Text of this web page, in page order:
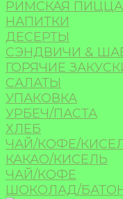
РИМСКАЯ ПИЦЦА
НАПИТКИ
ДЕСЕРТЫ
СЭНДВИЧИ &
ГОРЯЧИЕ
САЛАТЫ
УПАКОВКА
УРБЕЧ/ПАСТА
ХЛЕБ
ЧАЙ/КОФЕ/
КАКАО/КИСЕЛЬ
ЧАЙ/КОФЕ
ШОКОЛАД/